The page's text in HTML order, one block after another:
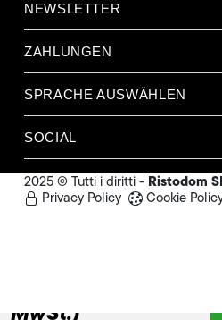
MwSt.)
NEWSLETTER
ZAHLUNGEN
SPRACHE AUSWÄHLEN
SOCIAL
2025 © Tutti i diritti - Ristodom
Privacy Policy
Cookie